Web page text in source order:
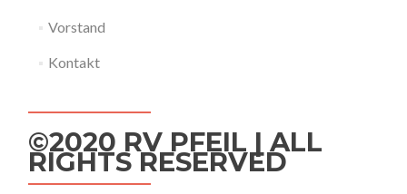
Vorstand
Kontakt
©2020 RV PFEIL | ALL
RIGHTS RESERVED